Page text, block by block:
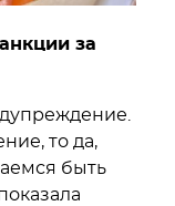
за
то да,
быть